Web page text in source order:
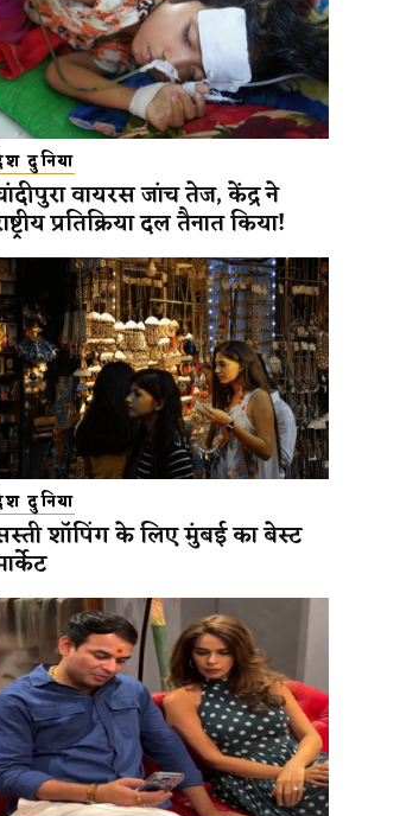
दुनिया
वायरस जांच तेज, केंद्र ने
प्रतिक्रिया दल तैनात किया!
दुनिया
शॉपिंग के लिए मुंबई का बेस्ट